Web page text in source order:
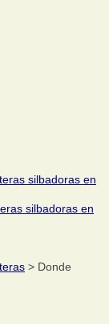
silbadoras en
silbadoras en
> Donde